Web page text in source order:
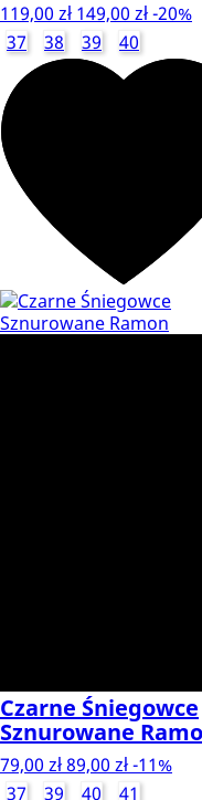
119,00 zł 149,00 zł-20%
37
38 39 40
Czarne Śniegowce
Sznurowane
79,00 zł89,00 zł-11%
37
39 40 41